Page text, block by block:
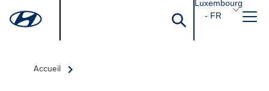
Luxembourg
- FR
Accueil